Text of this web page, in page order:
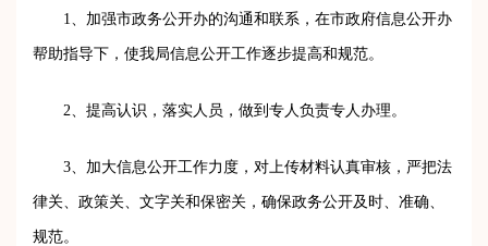
1 、加强市政务公开办的沟通和联系，在市政府信息公开办
帮助指导下，使我局信息公开工作逐步提高和规范。
2 、提高认识，落实人员，做到专人负责专人办理。
3 、加大信息公开工作力度，对上传材料认真审核，严把法
律关、政策关、文字关和保密关，确保政务公开及时、准确、
规范。